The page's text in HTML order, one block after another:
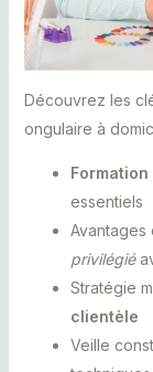
Découvrez les
ongulaire à
essentiels
Avantages
privilégié
Stratégie
clientèle
Veille